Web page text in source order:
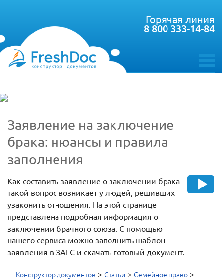
toggle
Горячая линия
8 800 333-14-84
Заявление на заключение
брака: нюансы и правила
заполнения
Как составить заявление о заключении брака –
такой вопрос возникает у людей, решивших
узаконить отношения. На этой странице
представлена подробная информация о
заключении брачного союза. С помощью
нашего сервиса можно заполнить шаблон
заявления в ЗАГС и скачать готовый документ.
Конструктор документов > Статьи > Семейное право >